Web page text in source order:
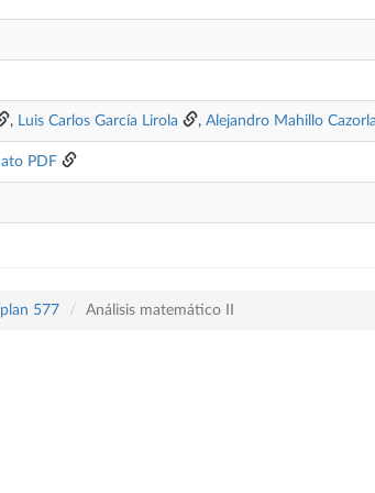
, Luis Carlos García Lirola , Alejandro Mahillo
PDF
577 Análisis matemático II